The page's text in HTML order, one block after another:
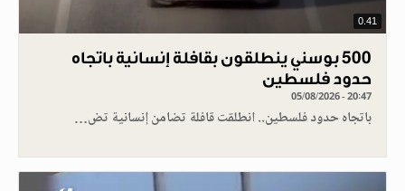
0.41
500 بوسني ينطلقون بقافلة إنسانية باتجاه
حدود فلسطين
05/08/2026 - 20:47
باتجاه حدود فلسطين.. انطلقت قافلة تضامن إنسانية تض…